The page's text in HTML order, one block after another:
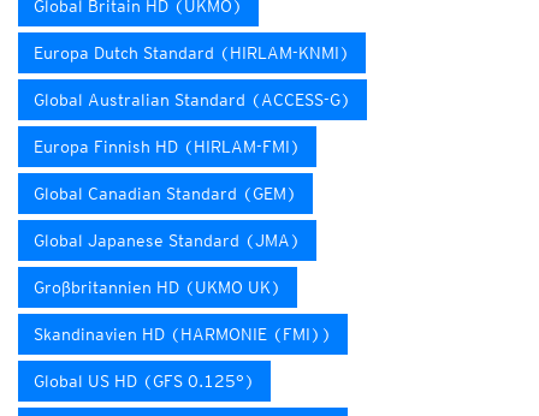
Global Britain HD (UKMO)
Europa Dutch Standard (HIRLAM-KNMI)
Global Australian Standard (ACCESS-G)
Europa Finnish HD (HIRLAM-FMI)
Global Canadian Standard (GEM)
Global Japanese Standard (JMA)
Großbritannien HD (UKMO UK)
Skandinavien HD (HARMONIE (FMI))
Global US HD (GFS 0.125°)